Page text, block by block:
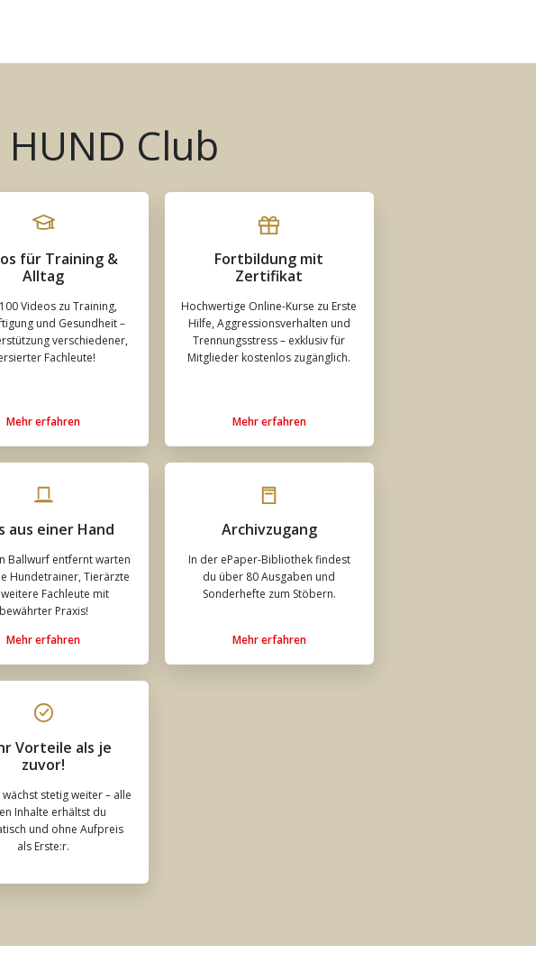
Club
für Training &
Alltag
Videos zu Training,
und Gesundheit –
verschiedener,
Fachleute!
Mehr erfahren
Fortbildung mit
Zertifikat
Hochwertige Online-Kurse zu Erste
Hilfe, Aggressionsverhalten und
Trennungsstress – exklusiv für
Mitglieder kostenlos zugänglich.
Mehr erfahren
aus einer Hand
Ballwurf entfernt warten
Hundetrainer, Tierärzte
Fachleute mit
bewährter Praxis!
Mehr erfahren
Archivzugang
In der ePaper-Bibliothek findest
du über 80 Ausgaben und
Sonderhefte zum Stöbern.
Mehr erfahren
Vorteile als je
zuvor!
stetig weiter – alle
Inhalte erhältst du
und ohne Aufpreis
als Erste:r.